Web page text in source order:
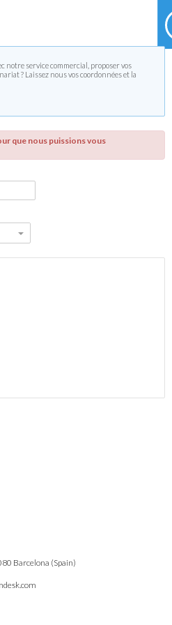
notre service commercial, proposer vos
? Laissez nous vos coordonnées et la
que nous puissions vous
Barcelona (Spain)